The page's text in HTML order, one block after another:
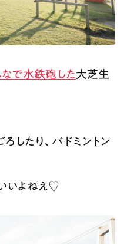
なで水鉄砲した大芝生
したり、バドミントン
いよねえ♡